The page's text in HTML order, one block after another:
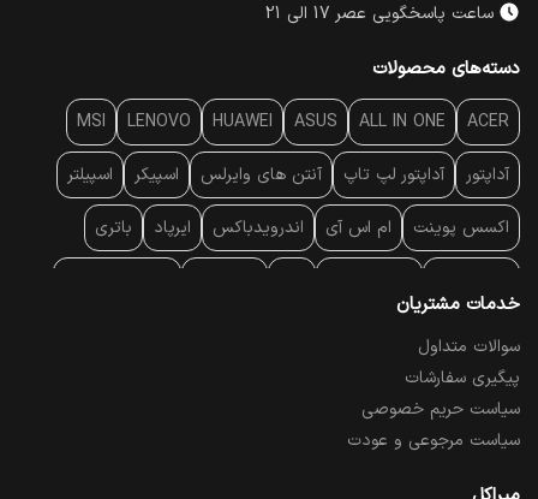
ساعت پاسخگویی عصر 17 الی 21
دسته‌های محصولات
ACER
ALL IN ONE
ASUS
HUAWEI
LENOVO
MSI
آداپتور آداپتور لپ تاپ آنتن‌ های وایرلس اسپیکر اسپیلتر
اکسس پوینت ام اس آی اندرویدباکس ایرپاد باتری
پایه سقفی
پرده نمایش
تبلت و موبایل تجهیزات پسیو شبکه
تلویزیون
خدمات مشتریان
سوالات متداول
پیگیری سفارشات
سیاست حریم خصوصی
سیاست مرجوعی و عودت